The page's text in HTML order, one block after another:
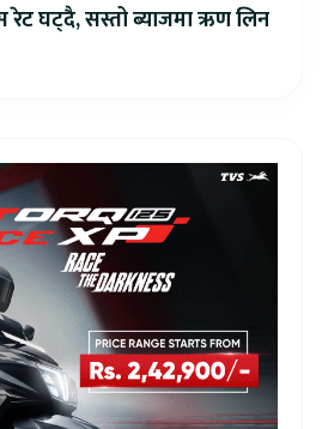
घट्दै, सस्तो ब्याजमा ऋण लिन